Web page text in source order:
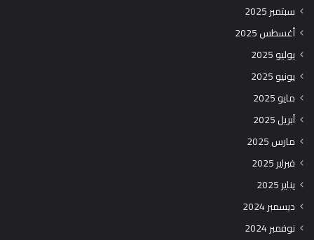
سبتمبر 2025
أغسطس 2025
يوليو 2025
يونيو 2025
مايو 2025
أبريل 2025
مارس 2025
فبراير 2025
يناير 2025
ديسمبر 2024
نوفمبر 2024